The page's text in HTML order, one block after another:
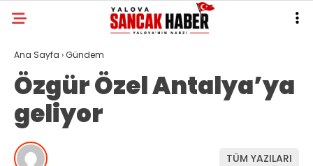
Ana Sayfa ›Gündem
Özgür Özel Antalya’ya
geliyor
TÜM YAZILARI